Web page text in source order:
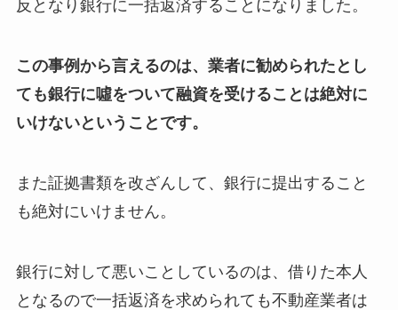
反となり銀行に一括返済することになりました。
この事例から言えるのは、業者に勧められたとし
ても銀行に噓をついて融資を受けることは絶対に
いけないということです。
また証拠書類を改ざんして、銀行に提出すること
も絶対にいけません。
銀行に対して悪いことしているのは、借りた本人
となるので一括返済を求められても不動産業者は